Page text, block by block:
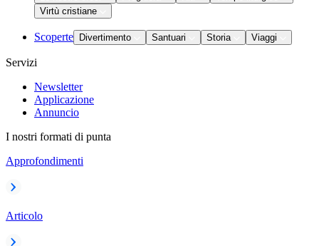
Virtù cristiane
Scoperte Divertimento Santuari Storia Viaggi
Servizi
Newsletter
Applicazione
Annuncio
I nostri formati di punta
Approfondimenti
Articolo